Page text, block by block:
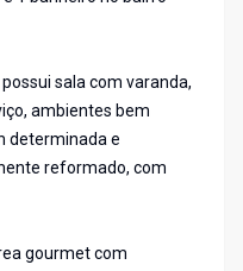
sala com varanda,
ambientes bem
determinada e
reformado, com
gourmet com